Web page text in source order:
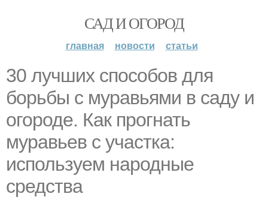
САД И ОГОРОД
главная новости статьи
30 лучших способов для
борьбы с муравьями в саду и
огороде. Как прогнать
муравьев с участка:
используем народные
средства